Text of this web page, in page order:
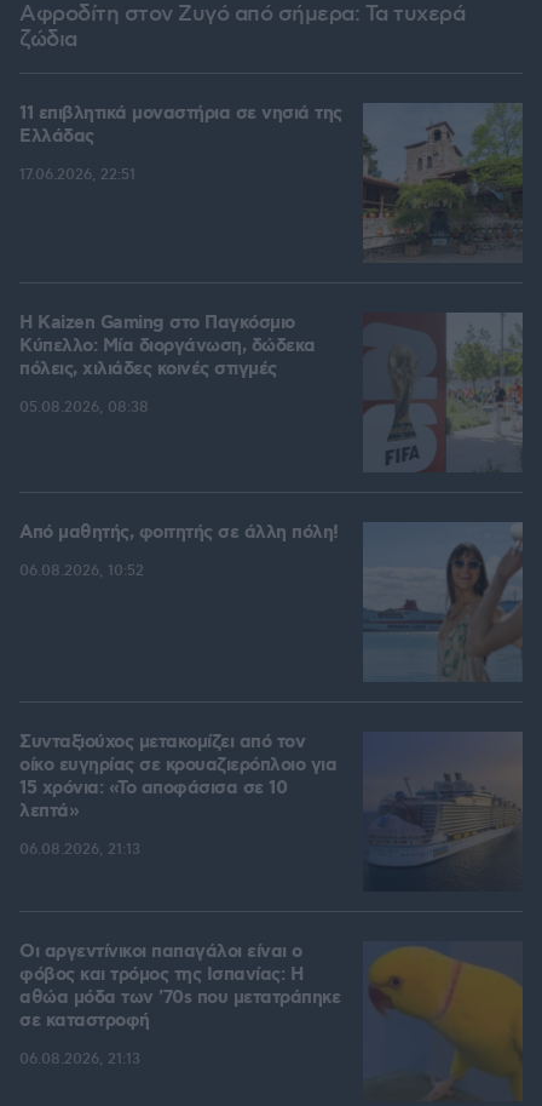
Αφροδίτη στον Ζυγό από σήμερα: Τα τυχερά
ζώδια
11 επιβλητικά μοναστήρια σε νησιά της
Ελλάδας
17.06.2026, 22:51
H Kaizen Gaming στο Παγκόσμιο
Kύπελλο: Μία διοργάνωση, δώδεκα
πόλεις, χιλιάδες κοινές στιγμές
05.08.2026, 08:38
Από μαθητής, φοιτητής σε άλλη πόλη!
06.08.2026, 10:52
Συνταξιούχος μετακομίζει από τον
οίκο ευγηρίας σε κρουαζιερόπλοιο για
15 χρόνια: «Το αποφάσισα σε 10
λεπτά»
06.08.2026, 21:13
Οι αργεντίνικοι παπαγάλοι είναι ο
φόβος και τρόμος της Ισπανίας: Η
αθώα μόδα των '70s που μετατράπηκε
σε καταστροφή
06.08.2026, 21:13